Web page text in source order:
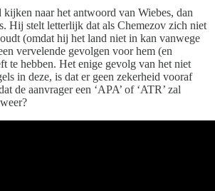
kijken naar het antwoord van Wiebes, dan
Hij stelt letterlijk dat als Chemezov zich niet
(omdat hij het land niet in kan vanwege
vervelende gevolgen voor hem (en
te hebben. Het enige gevolg van het niet
in deze, is dat er geen zekerheid vooraf
de aanvrager een ‘APA’ of ‘ATR’ zal